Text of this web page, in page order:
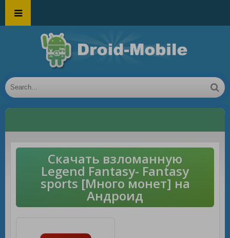
Скачать взломанную
Legend Fantasy- Fantasy
sports [Много монет] на
Андроид